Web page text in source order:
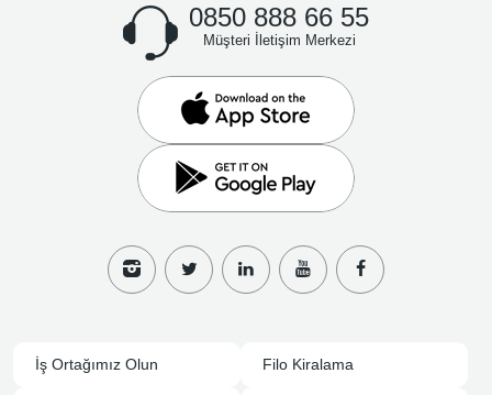
0850 888 66 55
Müşteri İletişim Merkezi
İş Ortağımız Olun Filo Kiralama